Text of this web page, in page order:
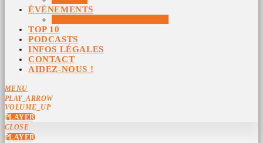
ÉVÉNEMENTS
TOP 10
PODCASTS
INFOS LÉGALES
CONTACT
AIDEZ-NOUS !
MENU
PLAY_ARROW
VOLUME_UP
PLAYER
CLOSE
PLAYER